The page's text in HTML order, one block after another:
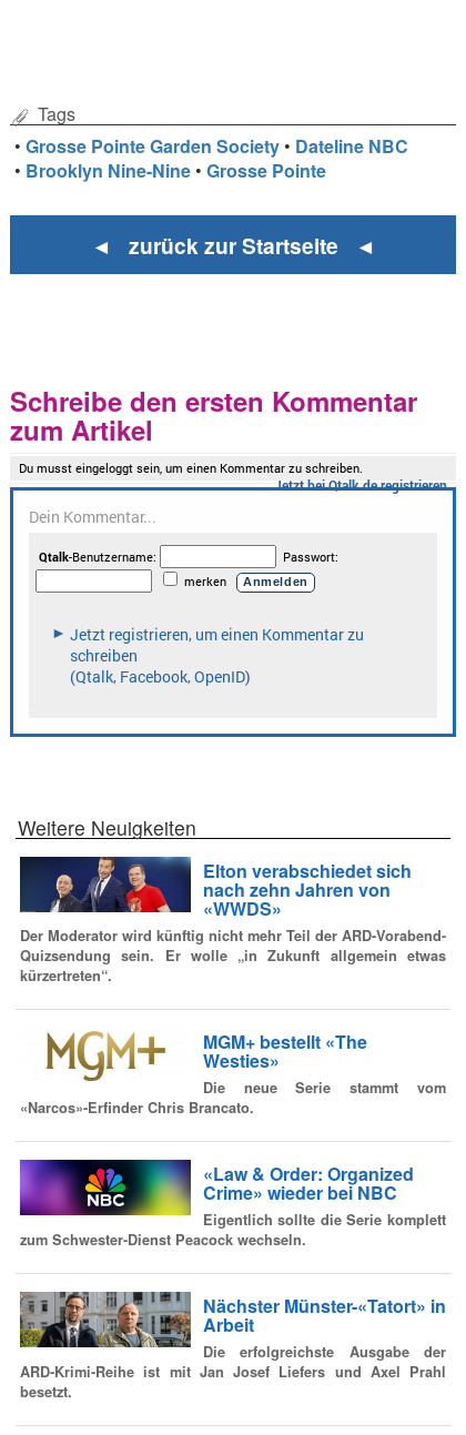
Tags
•Grosse Pointe Garden Society • Dateline NBC
• Brooklyn Nine-Nine •Grosse Pointe
◄ zurück zur Startseite ◄
Schreibe den ersten Kommentar
zum Artikel
Weitere Neuigkeiten
Elton verabschiedet sich
nach zehn Jahren von
«WWDS»
Der Moderator wird künftig nicht mehr Teil der ARD-Vorabend-
Quizsendung sein. Er wolle „in Zukunft allgemein etwas
kürzertreten“.
MGM+ bestellt «The
Westies»
Die neue Serie stammt vom
«Narcos»-Erfinder Chris Brancato.
«Law & Order: Organized
Crime» wieder bei NBC
Eigentlich sollte die Serie komplett
zum Schwester-Dienst Peacock wechseln.
Nächster Münster-«Tatort» in
Arbeit
Die erfolgreichste Ausgabe der
ARD-Krimi-Reihe ist mit Jan Josef Liefers und Axel Prahl
besetzt.